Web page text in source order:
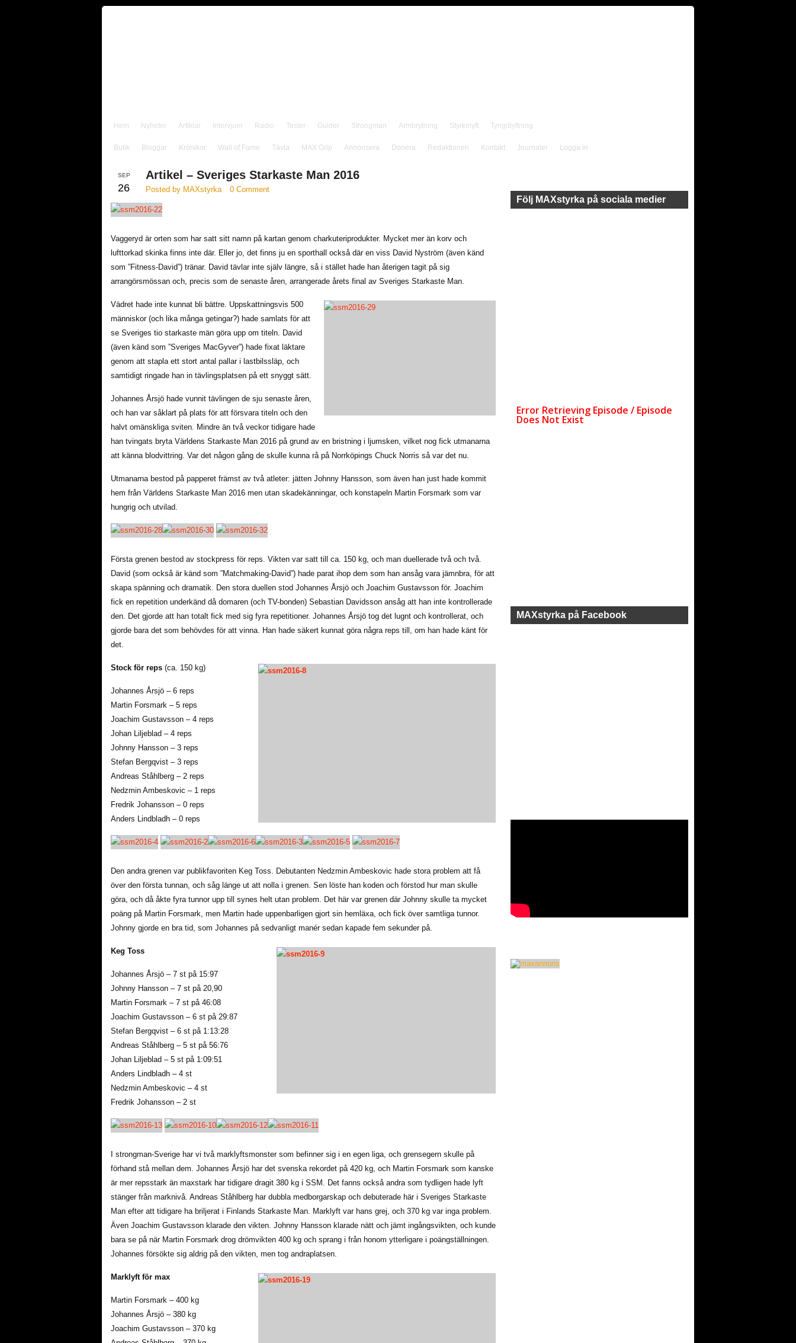
Hem Nyheter Artiklar Intervjuer Radio Tester Guider Strongman Armbrytning Styrkelyft Tyngdlyftning
Butik Bloggar Krönikor Wall of Fame Tävla MAX Grip Annonsera Donera Redaktionen Kontakt Journaler Logga in
SEP
26
Artikel – Sveriges Starkaste Man 2016
Posted by MAXstyrka 0 Comment
Vaggeryd är orten som har satt sitt namn på kartan genom charkuteriprodukter. Mycket mer än korv och
lufttorkad skinka finns inte där. Eller jo, det finns ju en sporthall också där en viss David Nyström (även känd
som ”Fitness-David”) tränar. David tävlar inte själv längre, så i stället hade han återigen tagit på sig
arrangörsmössan och, precis som de senaste åren, arrangerade årets final av Sveriges Starkaste Man.
Vädret hade inte kunnat bli bättre. Uppskattningsvis 500
människor (och lika många getingar?) hade samlats för att
se Sveriges tio starkaste män göra upp om titeln. David
(även känd som ”Sveriges MacGyver”) hade fixat läktare
genom att stapla ett stort antal pallar i lastbilssläp, och
samtidigt ringade han in tävlingsplatsen på ett snyggt sätt.
Johannes Årsjö hade vunnit tävlingen de sju senaste åren,
och han var såklart på plats för att försvara titeln och den
halvt omänskliga sviten. Mindre än två veckor tidigare hade
han tvingats bryta Världens Starkaste Man 2016 på grund av en bristning i ljumsken, vilket nog fick utmanarna
att känna blodvittring. Var det någon gång de skulle kunna rå på Norrköpings Chuck Norris så var det nu.
Utmanarna bestod på papperet främst av två atleter: jätten Johnny Hansson, som även han just hade kommit
hem från Världens Starkaste Man 2016 men utan skadekänningar, och konstapeln Martin Forsmark som var
hungrig och utvilad.
Första grenen bestod av stockpress för reps. Vikten var satt till ca. 150 kg, och man duellerade två och två.
David (som också är känd som ”Matchmaking-David”) hade parat ihop dem som han ansåg vara jämnbra, för att
skapa spänning och dramatik. Den stora duellen stod Johannes Årsjö och Joachim Gustavsson för. Joachim
fick en repetition underkänd då domaren (och TV-bonden) Sebastian Davidsson ansåg att han inte kontrollerade
den. Det gjorde att han totalt fick med sig fyra repetitioner. Johannes Årsjö tog det lugnt och kontrollerat, och
gjorde bara det som behövdes för att vinna. Han hade säkert kunnat göra några reps till, om han hade känt för
det.
Stock för reps (ca. 150 kg)
Johannes Årsjö – 6 reps
Martin Forsmark – 5 reps
Joachim Gustavsson – 4 reps
Johan Liljeblad – 4 reps
Johnny Hansson – 3 reps
Stefan Bergqvist – 3 reps
Andreas Ståhlberg – 2 reps
Nedzmin Ambeskovic – 1 reps
Fredrik Johansson – 0 reps
Anders Lindbladh – 0 reps
Den andra grenen var publikfavoriten Keg Toss. Debutanten Nedzmin Ambeskovic hade stora problem att få
över den första tunnan, och såg länge ut att nolla i grenen. Sen löste han koden och förstod hur man skulle
göra, och då åkte fyra tunnor upp till synes helt utan problem. Det här var grenen där Johnny skulle ta mycket
poäng på Martin Forsmark, men Martin hade uppenbarligen gjort sin hemläxa, och fick över samtliga tunnor.
Johnny gjorde en bra tid, som Johannes på sedvanligt manér sedan kapade fem sekunder på.
Keg Toss
Johannes Årsjö – 7 st på 15:97
Johnny Hansson – 7 st på 20,90
Martin Forsmark – 7 st på 46:08
Joachim Gustavsson – 6 st på 29:87
Stefan Bergqvist – 6 st på 1:13:28
Andreas Ståhlberg – 5 st på 56:76
Johan Liljeblad – 5 st på 1:09:51
Anders Lindbladh – 4 st
Nedzmin Ambeskovic – 4 st
Fredrik Johansson – 2 st
I strongman-Sverige har vi två marklyftsmonster som befinner sig i en egen liga, och grensegern skulle på
förhand stå mellan dem. Johannes Årsjö har det svenska rekordet på 420 kg, och Martin Forsmark som kanske
är mer repsstark än maxstark har tidigare dragit 380 kg i SSM. Det fanns också andra som tydligen hade lyft
stänger från marknivå. Andreas Ståhlberg har dubbla medborgarskap och debuterade här i Sveriges Starkaste
Man efter att tidigare ha briljerat i Finlands Starkaste Man. Marklyft var hans grej, och 370 kg var inga problem.
Även Joachim Gustavsson klarade den vikten. Johnny Hansson klarade nätt och jämt ingångsvikten, och kunde
bara se på när Martin Forsmark drog drömvikten 400 kg och sprang i från honom ytterligare i poängställningen.
Johannes försökte sig aldrig på den vikten, men tog andraplatsen.
Marklyft för max
Martin Forsmark – 400 kg
Johannes Årsjö – 380 kg
Joachim Gustavsson – 370 kg
Följ MAXstyrka på sociala medier
MAXstyrka på Facebook